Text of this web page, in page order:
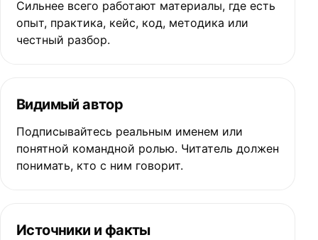
Сильнее всего работают материалы, где есть
опыт, практика, кейс, код, методика или
честный разбор.
Видимый автор
Подписывайтесь реальным именем или
понятной командной ролью. Читатель должен
понимать, кто с ним говорит.
Источники и факты